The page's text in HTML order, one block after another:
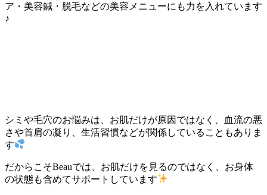
ア・美容鍼・脱毛などの美容メニューにも力を入れています
♪
シミや毛穴のお悩みは、お肌だけが原因ではなく、血流の悪
さや首肩の凝り、生活習慣などが関係していることもありま
す
だからこそBeauでは、お肌だけを見るのではなく、お身体
の状態も含めてサポートしています